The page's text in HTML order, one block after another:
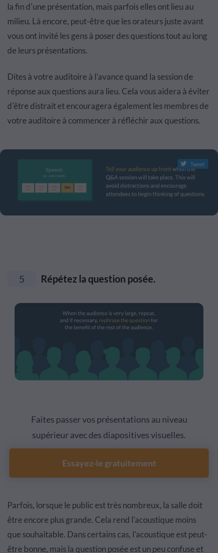
la fin d'une présentation, mais parfois elles ont lieu au
milieu. Là encore, peut-être que les orateurs juste avant
vous ont invité les gens à poser des questions tout au long
de leurs présentations.
Dites à votre auditoire à l'avance quand la session de
réponse aux questions aura lieu. Cela vous aidera à éviter
d'être distrait et encouragera également les membres de
votre auditoire à commencer à réfléchir aux questions.
Tweet
5 Répétez la question posée.
Faites passer vos présentations au niveau
supérieur avec des diapositives visuelles.
Essayez-le gratuitement
Parfois, lorsque le public est très nombreux, la salle doit
être encore plus grande. Cela rend l'acoustique moins
que souhaitable. Dans certains cas, l'acoustique est peut-
être bonne, mais la question posée est un peu confuse et